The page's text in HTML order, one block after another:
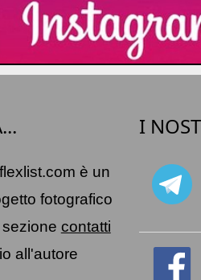
è un
fotografico
contatti
all'autore
I